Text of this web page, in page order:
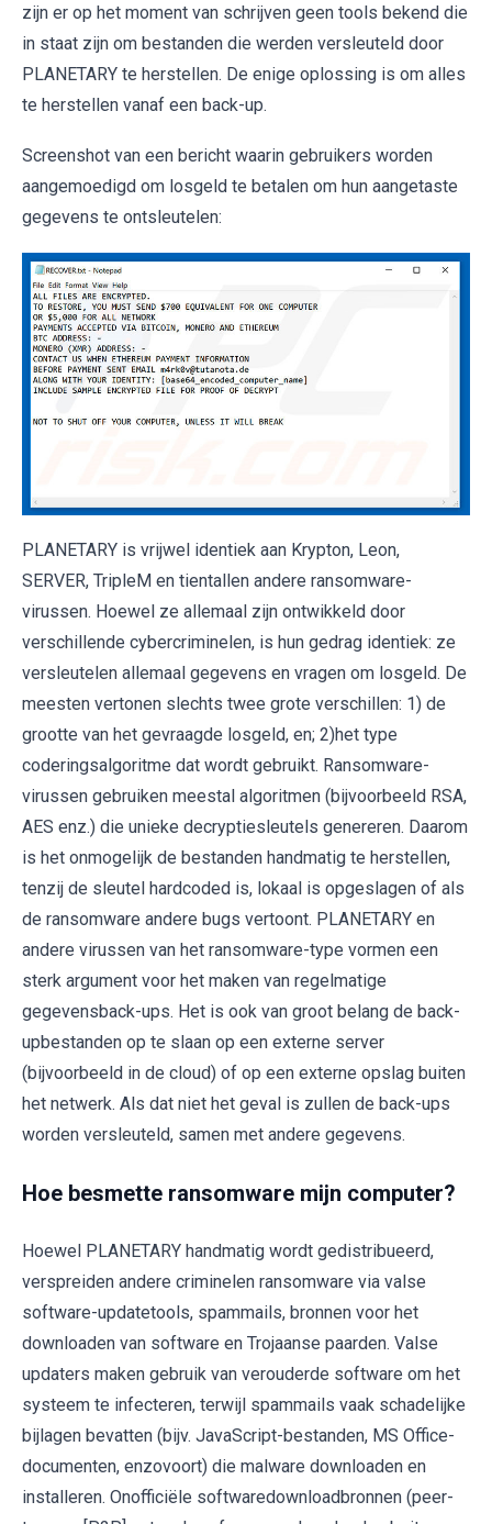
zijn er op het moment van schrijven geen tools bekend die
in staat zijn om bestanden die werden versleuteld door
PLANETARY te herstellen. De enige oplossing is om alles
te herstellen vanaf een back-up.
Screenshot van een bericht waarin gebruikers worden
aangemoedigd om losgeld te betalen om hun aangetaste
gegevens te ontsleutelen:
PLANETARY is vrijwel identiek aan Krypton, Leon,
SERVER, TripleM en tientallen andere ransomware-
virussen. Hoewel ze allemaal zijn ontwikkeld door
verschillende cybercriminelen, is hun gedrag identiek: ze
versleutelen allemaal gegevens en vragen om losgeld. De
meesten vertonen slechts twee grote verschillen: 1) de
grootte van het gevraagde losgeld, en; 2)het type
coderingsalgoritme dat wordt gebruikt. Ransomware-
virussen gebruiken meestal algoritmen (bijvoorbeeld RSA,
AES enz.) die unieke decryptiesleutels genereren. Daarom
is het onmogelijk de bestanden handmatig te herstellen,
tenzij de sleutel hardcoded is, lokaal is opgeslagen of als
de ransomware andere bugs vertoont. PLANETARY en
andere virussen van het ransomware-type vormen een
sterk argument voor het maken van regelmatige
gegevensback-ups. Het is ook van groot belang de back-
upbestanden op te slaan op een externe server
(bijvoorbeeld in de cloud) of op een externe opslag buiten
het netwerk. Als dat niet het geval is zullen de back-ups
worden versleuteld, samen met andere gegevens.
Hoe besmette ransomware mijn computer?
Hoewel PLANETARY handmatig wordt gedistribueerd,
verspreiden andere criminelen ransomware via valse
software-updatetools, spammails, bronnen voor het
downloaden van software en Trojaanse paarden. Valse
updaters maken gebruik van verouderde software om het
systeem te infecteren, terwijl spammails vaak schadelijke
bijlagen bevatten (bijv. JavaScript-bestanden, MS Office-
documenten, enzovoort) die malware downloaden en
installeren. Onofficiële softwaredownloadbronnen (peer-